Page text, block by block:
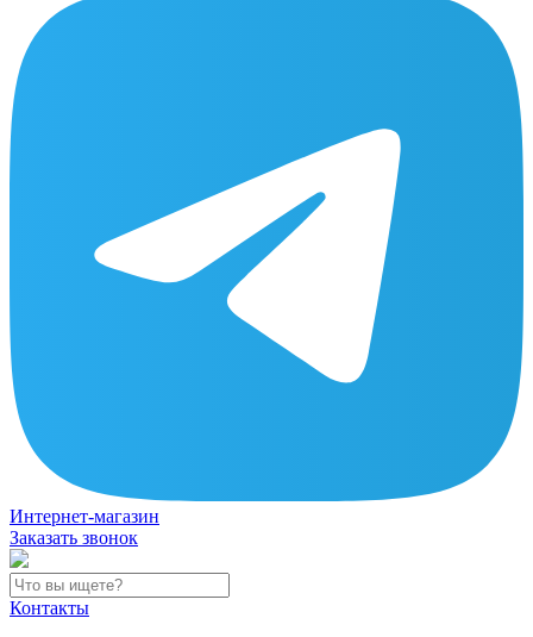
Интернет-магазин
Заказать звонок
Контакты